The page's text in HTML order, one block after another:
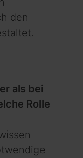
den
als bei
Rolle